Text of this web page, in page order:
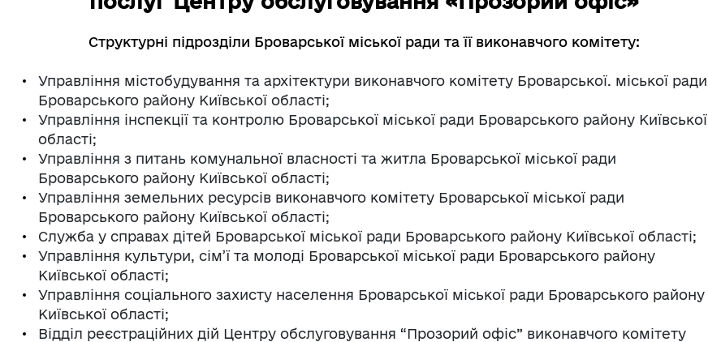
Структурні підрозділи Броварської міської ради та її виконавчого комітету:
Управління містобудування та архітектури виконавчого комітету Броварської. міської ради
Броварського району Київської області;
Управління інспекції та контролю Броварської міської ради Броварського району Київської
області;
Управління з питань комунальної власності та житла Броварської міської ради
Броварського району Київської області;
Управління земельних ресурсів виконавчого комітету Броварської міської ради
Броварського району Київської області;
Служба у справах дітей Броварської міської ради Броварського району Київської області;
Управління культури, сім’ї та молоді Броварської міської ради Броварського району
Київської області;
Управління соціального захисту населення Броварської міської ради Броварського району
Київської області;
Відділ реєстраційних дій Центру обслуговування “Прозорий офіс” виконавчого комітету